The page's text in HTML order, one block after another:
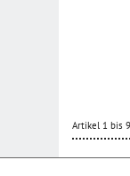
Artikel 1 bis